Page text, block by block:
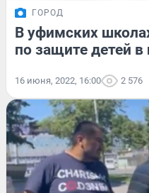
ГОРОД
В уфимских
по защите детей в
16 июня, 2022, 16:00 2 576